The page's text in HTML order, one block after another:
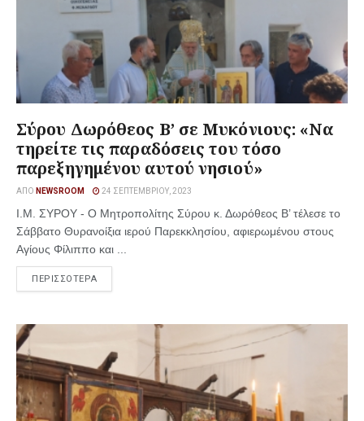
Σύρου Δωρόθεος Β’ σε Μυκόνιους: «Να
τηρείτε τις παραδόσεις του τόσο
παρεξηγημένου αυτού νησιού»
ΑΠΌ NEWSROOM 24 ΣΕΠΤΕΜΒΡΊΟΥ, 2023
Ι.Μ. ΣΥΡΟΥ - Ο Μητροπολίτης Σύρου κ. Δωρόθεος Β’ τέλεσε το
Σάββατο Θυρανοίξια ιερού Παρεκκλησίου, αφιερωμένου στους
Αγίους Φίλιππο και ...
ΠΕΡΙΣΣΟΤΕΡΑ